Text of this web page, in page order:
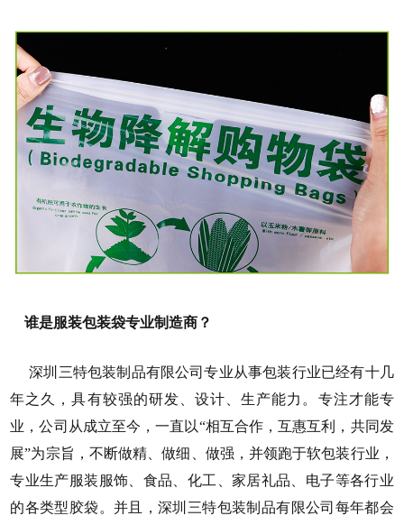
谁是服装包装袋专业制造商？
深圳三特包装制品有限公司专业从事包装行业已经有十几
年之久，具有较强的研发、设计、生产能力。专注才能专
业，公司从成立至今，一直以“相互合作，互惠互利，共同发
展”为宗旨，不断做精、做细、做强，并领跑于软包装行业，
专业生产服装服饰、食品、化工、家居礼品、电子等各行业
的各类型胶袋。并且，深圳三特包装制品有限公司每年都会